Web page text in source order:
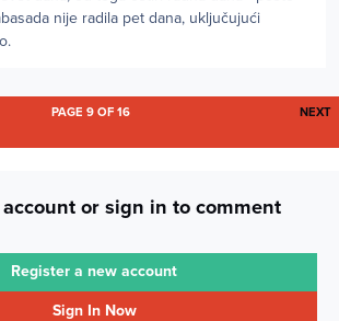
nije radila pet dana, uključujući
NEXT
PAGE 9 OF 16
or sign in to comment
Register a new account
Sign In Now